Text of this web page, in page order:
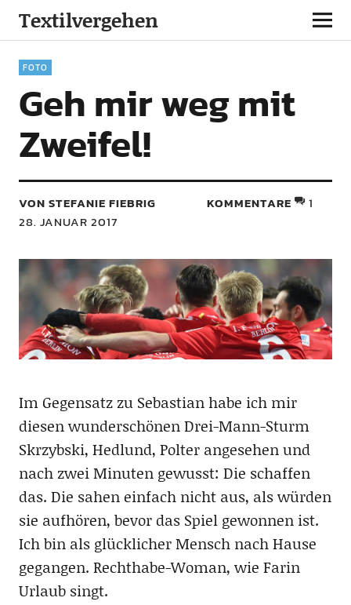
Textilvergehen
FOTO
Geh mir weg mit
Zweifel!
VON STEFANIE FIEBRIG
28. JANUAR 2017
KOMMENTARE 1
Im Gegensatz zu Sebastian habe ich mir
diesen wunderschönen Drei-Mann-Sturm
Skrzybski, Hedlund, Polter angesehen und
nach zwei Minuten gewusst: Die schaffen
das. Die sahen einfach nicht aus, als würden
sie aufhören, bevor das Spiel gewonnen ist.
Ich bin als glücklicher Mensch nach Hause
gegangen. Rechthabe-Woman, wie Farin
Urlaub singt.